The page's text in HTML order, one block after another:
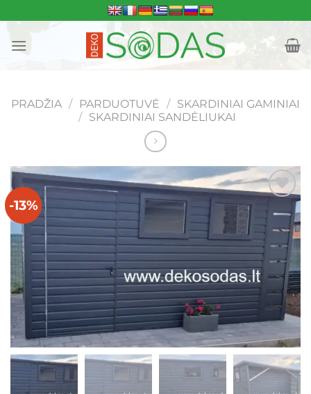
to
content
PRADŽIA / PARDUOTUVĖ / SKARDINIAI GAMINIAI
/ SKARDINIAI SANDĖLIUKAI
-13% Mėgstamiausias